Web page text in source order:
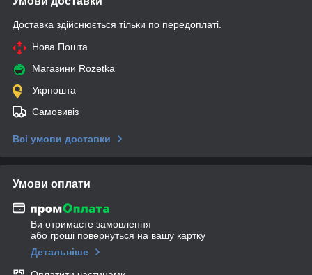
Доставка здійснюється тільки по передоплаті.
Нова Пошта
Магазини Rozetka
Укрпошта
Самовивіз
Всі умови доставки
Умови оплати
Ви отримаєте замовлення
або гроші повернуться на вашу картку
Детальніше